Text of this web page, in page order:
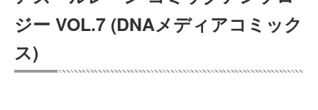
Myシェルフ
プレミアム
ジー VOL.7 (DNAメディアコミック
ス)